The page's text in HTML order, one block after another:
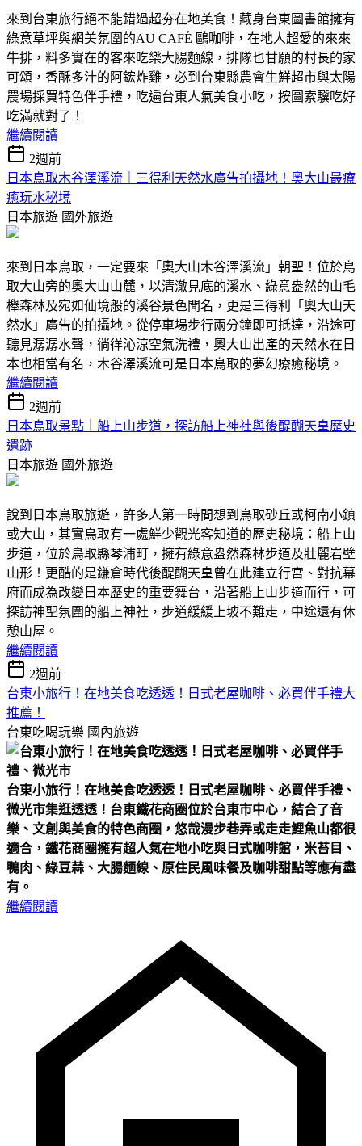
來到台東旅行絕不能錯過超夯在地美食！藏身台東圖書館擁有
綠意草坪與網美氛圍的AU CAFÉ 鷗咖啡，在地人超愛的來來
牛排，料多實在的客來吃樂大腸麵線，排隊也甘願的村長的家
可頌，香酥多汁的阿鋐炸雞，必到台東縣農會生鮮超市與太陽
農場採買特色伴手禮，吃遍台東人氣美食小吃，按圖索驥吃好
吃滿就對了！
繼續閱讀
2週前
日本鳥取木谷澤溪流｜三得利天然水廣告拍攝地！奧大山最療
癒玩水秘境
日本旅遊 國外旅遊
來到日本鳥取，一定要來「奧大山木谷澤溪流」朝聖！位於鳥
取大山旁的奧大山山麓，以清澈見底的溪水、綠意盎然的山毛
櫸森林及宛如仙境般的溪谷景色聞名，更是三得利「奧大山天
然水」廣告的拍攝地。從停車場步行兩分鐘即可抵達，沿途可
聽見潺潺水聲，徜徉沁涼空氣洗禮，奧大山出產的天然水在日
本也相當有名，木谷澤溪流可是日本鳥取的夢幻療癒秘境。
繼續閱讀
2週前
日本鳥取景點｜船上山步道，探訪船上神社與後醍醐天皇歷史
遺跡
日本旅遊 國外旅遊
說到日本鳥取旅遊，許多人第一時間想到鳥取砂丘或柯南小鎮
或大山，其實鳥取有一處鮮少觀光客知道的歷史秘境：船上山
步道，位於鳥取縣琴浦町，擁有綠意盎然森林步道及壯麗岩壁
山形！更酷的是鎌倉時代後醍醐天皇曾在此建立行宮、對抗幕
府而成為改變日本歷史的重要舞台，沿著船上山步道而行，可
探訪神聖氛圍的船上神社，步道緩緩上坡不難走，中途還有休
憩山屋。
繼續閱讀
2週前
台東小旅行！在地美食吃透透！日式老屋咖啡、必買伴手禮大
推薦！
台東吃喝玩樂 國內旅遊
台東小旅行！在地美食吃透透！日式老屋咖啡、必買伴手禮、
微光市集逛透透！ 台東鐵花商圈位於台東市中心，結合了音
樂、文創與美食的特色商圈，悠哉漫步巷弄或走走鯉魚山都很
適合，鐵花商圈擁有超人氣在地小吃與日式咖啡館，米苔目、
鴨肉、綠豆蒜、大腸麵線、原住民風味餐及咖啡甜點等應有盡
有。
繼續閱讀